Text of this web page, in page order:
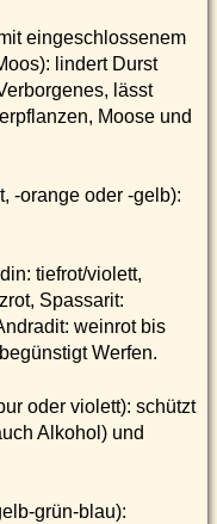
eingeschlossenem
lindert Durst
lässt
Moose und
-orange oder -gelb):
tiefrot/violett,
Spassarit:
weinrot bis
Werfen.
oder violett): schützt
Alkohol) und
grün-blau):